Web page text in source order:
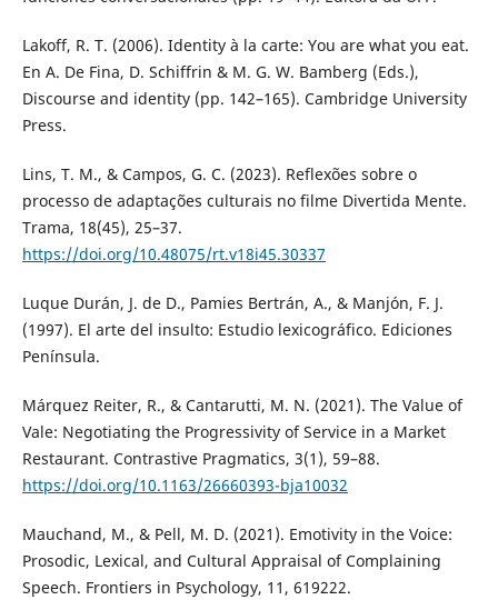
Lakoff, R. T. (2006). Identity à la carte: You are what you eat.
En A. De Fina, D. Schiffrin & M. G. W. Bamberg (Eds.),
Discourse and identity (pp. 142–165). Cambridge University
Press.
Lins, T. M., & Campos, G. C. (2023). Reflexões sobre o
processo de adaptações culturais no filme Divertida Mente.
Trama, 18(45), 25–37.
https://doi.org/10.48075/rt.v18i45.30337
Luque Durán, J. de D., Pamies Bertrán, A., & Manjón, F. J.
(1997). El arte del insulto: Estudio lexicográfico. Ediciones
Península.
Márquez Reiter, R., & Cantarutti, M. N. (2021). The Value of
Vale: Negotiating the Progressivity of Service in a Market
Restaurant. Contrastive Pragmatics, 3(1), 59–88.
https://doi.org/10.1163/26660393-bja10032
Mauchand, M., & Pell, M. D. (2021). Emotivity in the Voice:
Prosodic, Lexical, and Cultural Appraisal of Complaining
Speech. Frontiers in Psychology, 11, 619222.